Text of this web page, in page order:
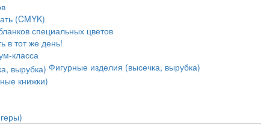
(CMYK)
специальных цветов
в тот же день!
класса
Фигурные изделия (высечка, вырубка)
книжки)